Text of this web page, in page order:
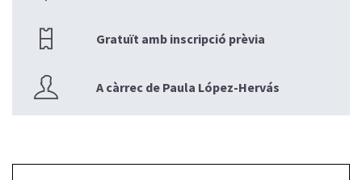
Gratuït amb inscripció prèvia
A càrrec de Paula López-Hervás